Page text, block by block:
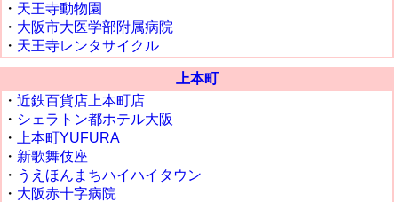
・ 天王寺動物園
・ 大阪市大医学部附属病院
・ 天王寺レンタサイクル
上本町
・ 近鉄百貨店上本町店
・ シェラトン都ホテル大阪
・
上本町YUFURA
・ 新歌舞伎座
・ うえほんまちハイハイタウン
・ 大阪赤十字病院